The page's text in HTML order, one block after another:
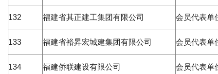
132 福建省其正建工集团有限公司 会员代表单
133 福建省裕昇宏城建集团有限公司 会员代表单
134 福建侨联建设有限公司 会员代表单